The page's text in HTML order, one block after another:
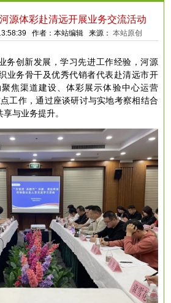
源体彩赴清远开展业务交流活动
作者：本站编辑 来源：本站原创
务创新发展，学习先进工作经验，河源
业务骨干及优秀代销者代表赴清远市开
焦渠道建设、体彩展示体验中心运营
工作，通过座谈研讨与实地考察相结合
与业务提升。